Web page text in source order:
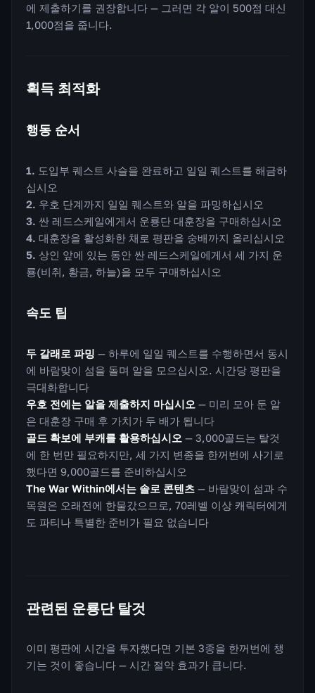
에 제출하기를 권장합니다 — 그러면 각 알이 500점 대신
1,000점을 줍니다.
획득 최적화
행동 순서
도입부 퀘스트 사슬을 완료하고 일일 퀘스트를 해금하
십시오
우호 단계까지 일일 퀘스트와 알을 파밍하십시오
싼 레드스케일에게서 운룡단 대훈장을 구매하십시오
대훈장을 활성화한 채로 평판을 숭배까지 올리십시오
상인 앞에 있는 동안 싼 레드스케일에게서 세 가지 운
룡(비취, 황금, 하늘)을 모두 구매하십시오
속도 팁
두 갈래로 파밍 — 하루에 일일 퀘스트를 수행하면서 동시
에 바람맞이 섬을 돌며 알을 모으십시오. 시간당 평판을
극대화합니다
우호 전에는 알을 제출하지 마십시오 — 미리 모아 둔 알
은 대훈장 구매 후 가치가 두 배가 됩니다
골드 확보에 부캐를 활용하십시오 — 3,000골드는 탈것
에 한 번만 필요하지만, 세 가지 변종을 한꺼번에 사기로
했다면 9,000골드를 준비하십시오
The War Within에서는 솔로 콘텐츠 — 바람맞이 섬과 수
목원은 오래전에 한물갔으므로, 70레벨 이상 캐릭터에게
도 파티나 특별한 준비가 필요 없습니다
관련된 운룡단 탈것
이미 평판에 시간을 투자했다면 기본 3종을 한꺼번에 챙
기는 것이 좋습니다 — 시간 절약 효과가 큽니다.